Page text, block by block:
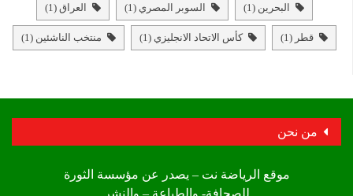
البحرين (1) السوبر المصري (1) العراق (1)
قطر (1) كأس الاتحاد الانجليزي (1) منتخب الناشئين (1)
من نحن
موقع الرياضة نت – يصدر عن مؤسسة الثورة
للصحافة- والطباعة – والنشر